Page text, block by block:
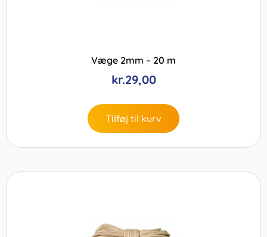
Væge 2mm – 20 m
kr.29,00
Tilføj til kurv